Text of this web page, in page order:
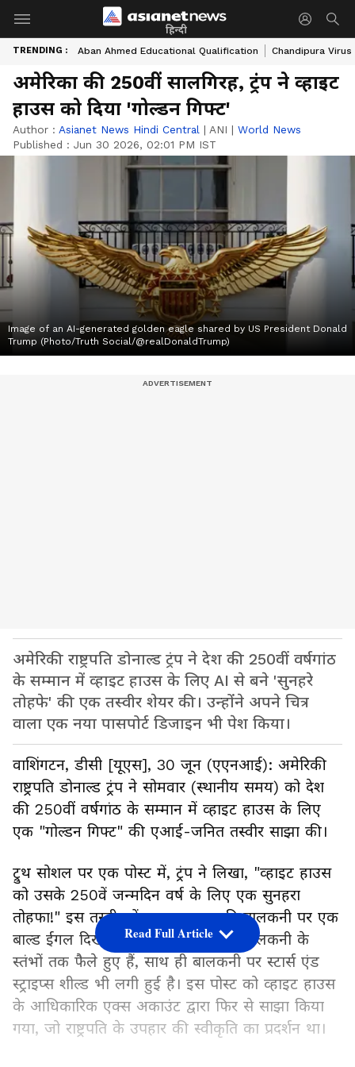
हिन्दी
TRENDING : Aban Ahmed Educational Qualification Chandipura
अमेरिका की 250वीं सालगिरह, ट्रंप ने व्हाइट
हाउस को दिया 'गोल्डन गिफ्ट'
Author : Asianet News Hindi Central | ANI | World News
Published : Jun 30 2026, 02:01 PM IST
Image of an AI-generated golden eagle shared by US President Donald
Trump (Photo/Truth Social/@realDonaldTrump)
अमेरिकी राष्ट्रपति डोनाल्ड ट्रंप ने देश की 250वीं वर्षगांठ
के सम्मान में व्हाइट हाउस के लिए AI से बने 'सुनहरे
तोहफे' की एक तस्वीर शेयर की। उन्होंने अपने चित्र
वाला एक नया पासपोर्ट डिजाइन भी पेश किया।
वाशिंगटन, डीसी [यूएस], 30 जून (एएनआई): अमेरिकी
राष्ट्रपति डोनाल्ड ट्रंप ने सोमवार (स्थानीय समय) को देश
की 250वीं वर्षगांठ के सम्मान में व्हाइट हाउस के लिए
एक "गोल्डन गिफ्ट" की एआई-जनित तस्वीर साझा की।
ट्रुथ सोशल पर एक पोस्ट में, ट्रंप ने लिखा, "व्हाइट हाउस
को उसके 250वें जन्मदिन वर्ष के लिए एक सुनहरा
तोहफा!" इस तस्वीर में व्हाइट हाउस की बालकनी पर एक
बाल्ड ईगल दिखाया गया है, जिसके पंख बालकनी के
स्तंभों तक फैले हुए हैं, साथ ही बालकनी पर स्टार्स एंड
स्ट्राइप्स शील्ड भी लगी हुई है। इस पोस्ट को व्हाइट हाउस
के आधिकारिक एक्स अकाउंट द्वारा फिर से साझा किया
गया, जो राष्ट्रपति के उपहार की स्वीकृति का प्रदर्शन था।
Read Full Article